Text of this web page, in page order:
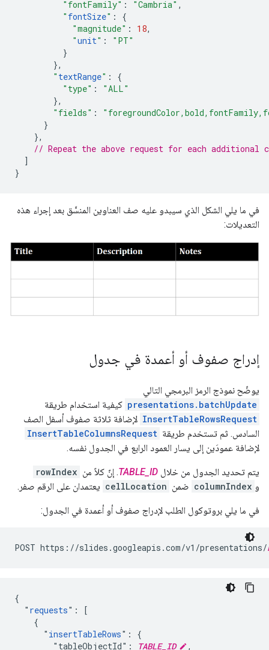
"fontFamily" : "Cambria" ,
" fontSize" :
{
"magnitude" : 18,
"unit" :
"PT"
}
},
" textRange" :
{
"type" :
"ALL"
},
"fields" :
}
},
// Repeat the above request for each
]
}
في ما يلي الشكل الذي سيبدو عليه صف العناوين المنسَّق بعد إجراء هذه
التعديلات:
إدراج صفوف أو أعمدة في جدول
يوضّح نموذج الرمز البرمجي التالي
presentations.batchUpdate كيفية استخدام طريقة
InsertTableRowsRequest لإضافة ثلاثة صفوف أسفل الصف
السادس. ثم تستخدم طريقة InsertTableColumnsRequest
لإضافة عمودَين إلى يسار العمود الرابع في الجدول نفسه.
يتم تحديد الجدول من خلال TABLE_ID. إنّ كلاً من rowIndex
و columnIndex ضمن cellLocation يعتمدان على الرقم صفر.
في ما يلي بروتوكول الطلب لإدراج صفوف أو أعمدة في الجدول:
POST https://slides.googleapis.com/v1/presentations/
{
  "
requests": [
    {
      "
insertTableRows": {
        "tableObjectId":
TABLE_ID
,